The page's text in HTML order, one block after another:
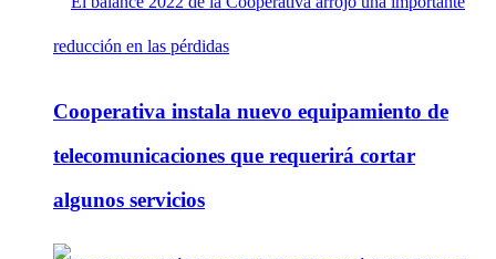
Cooperativa instala nuevo equipamiento de
telecomunicaciones que requerirá cortar
algunos servicios